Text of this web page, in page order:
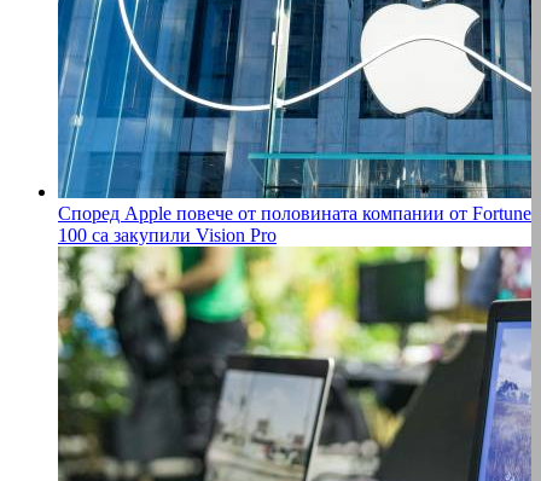
Според Apple повече от половината компании от Fortune
100 са закупили Vision Pro